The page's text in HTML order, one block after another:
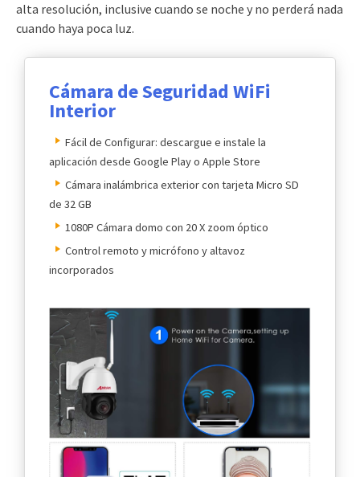
alta resolución, inclusive cuando se noche y no perderá nada
cuando haya poca luz.
Cámara de Seguridad WiFi
Interior
Fácil de Configurar: descargue e instale la
aplicación desde Google Play o Apple Store
Cámara inalámbrica exterior con tarjeta Micro SD
de 32 GB
1080P Cámara domo con 20 X zoom óptico
Control remoto y micrófono y altavoz
incorporados